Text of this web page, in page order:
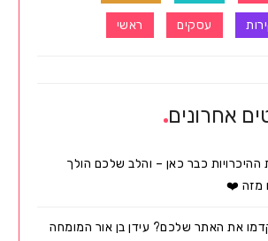
עסקים ראשי
אחרונים
כבר כאן – והלב שלכם הולך
מזה ❤️
את האתר שלכם? עידן בן אור המומחה